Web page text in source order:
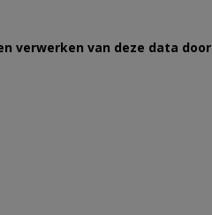
verwerken van deze data door